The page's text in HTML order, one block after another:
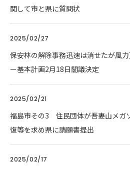
関して市と県に質問状
2025/02/27
保安林の解除事務迅速は消せたが風
ー基本計画2月18日閣議決定
2025/02/21
福島市その3 住民団体が吾妻山メガ
復等を求め県に請願書提出
2025/02/17